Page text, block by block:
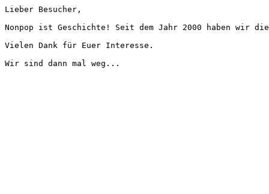
Lieber Besucher,
Nonpop ist Geschichte! Seit dem Jahr 2000 haben wir
Vielen Dank für Euer Interesse.
Wir sind dann mal weg...